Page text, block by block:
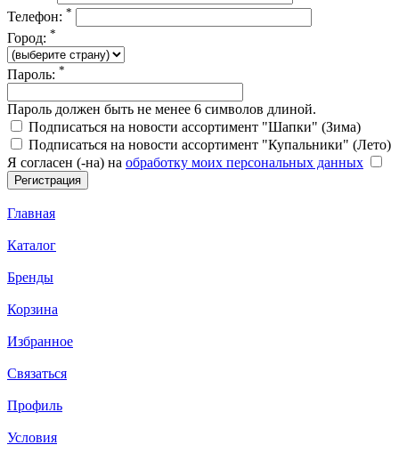
Телефон: *
Город: *
Пароль: *
Пароль должен быть не менее 6 символов длиной.
Подписаться на новости ассортимент "Шапки" (Зима)
Подписаться на новости ассортимент "Купальники" (Лето)
Я согласен (-на) на обработку моих персональных данных
Главная
Каталог
Бренды
Корзина
Избранное
Связаться
Профиль
Условия